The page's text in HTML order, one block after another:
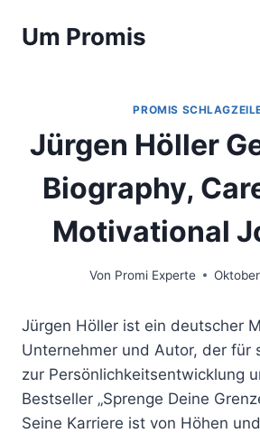
InhaltUm Promis
PROMIS
Jürgen Höller
Biography,
Motivational
Von Promi Experte
Jürgen Höller ist ein deutscher
Unternehmer und Autor, der für
zur Persönlichkeitsentwicklung
Bestseller „Sprenge Deine
Seine Karriere ist von Höhen